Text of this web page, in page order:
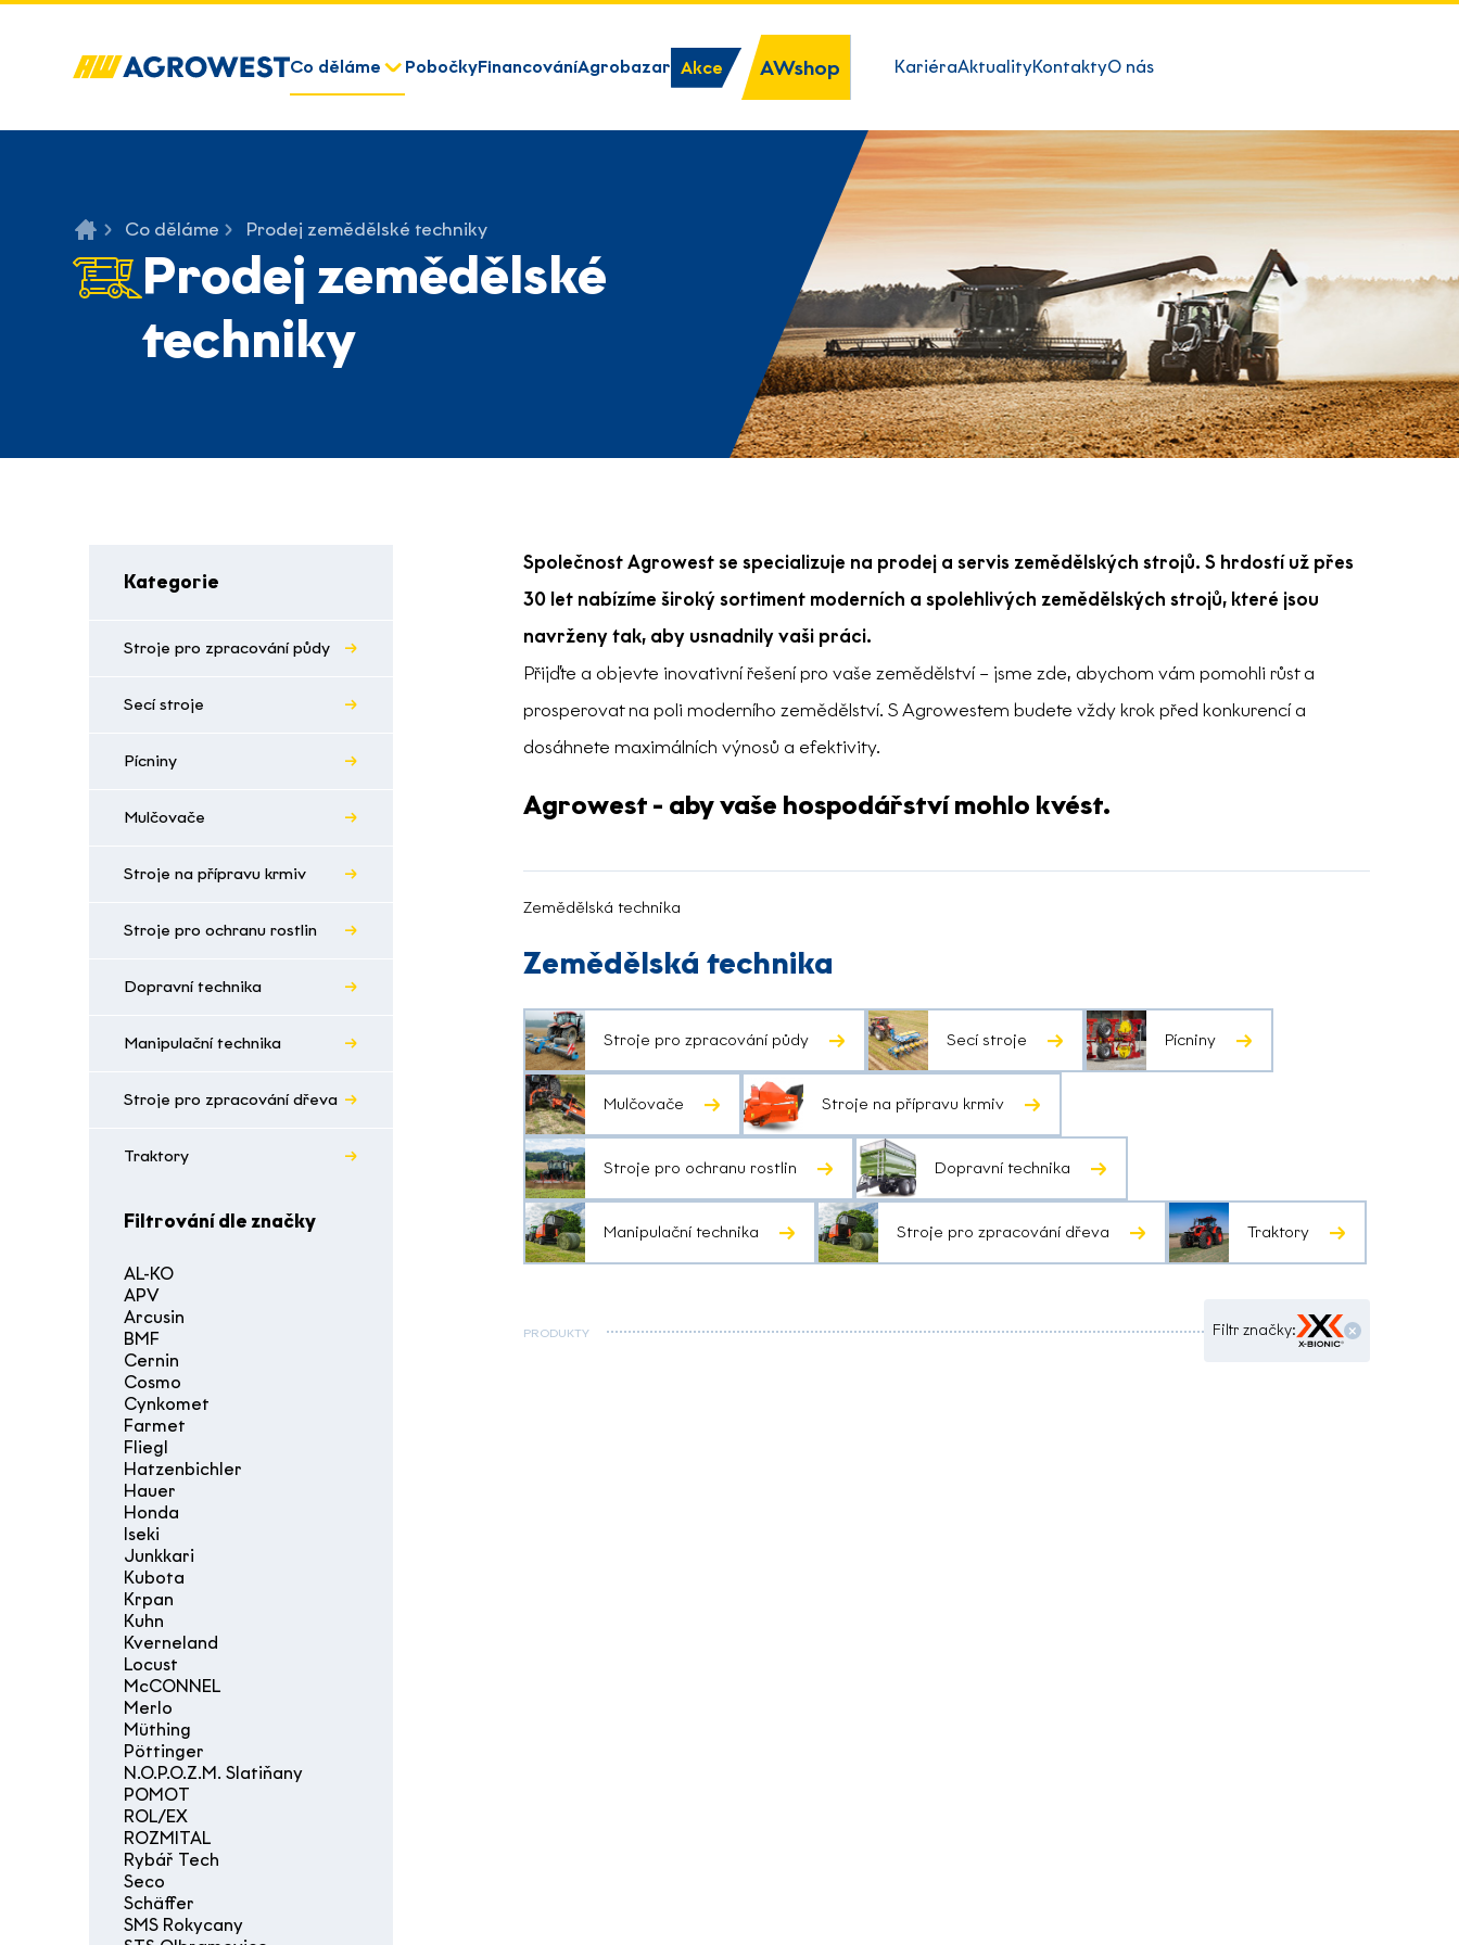
Co děláme PobočkyFinancováníAgrobazar Akce AWshop KariéraAktualityKontaktyO nás
Co děláme Prodej zemědělské techniky
Prodej zemědělské
techniky
Kategorie
Stroje pro zpracování půdy
Secí stroje
Pícniny
Mulčovače
Stroje na přípravu krmiv
Stroje pro ochranu rostlin
Dopravní technika
Manipulační technika
Stroje pro zpracování dřeva
Traktory
Filtrování dle značky
AL-KO
APV
Arcusin
BMF
Cernin
Cosmo
Cynkomet
Farmet
Fliegl
Hatzenbichler
Hauer
Honda
Iseki
Junkkari
Kubota
Krpan
Kuhn
Kverneland
Locust
McCONNEL
Merlo
Müthing
Pöttinger
N.O.P.O.Z.M. Slatiňany
POMOT
ROL/EX
ROZMITAL
Rybář Tech
Seco
Schäffer
SMS Rokycany
Společnost Agrowest se specializuje na prodej a servis zemědělských strojů. S hrdostí už přes
30 let nabízíme široký sortiment moderních a spolehlivých zemědělských strojů, které jsou
navrženy tak, aby usnadnily vaši práci.
Přijďte a objevte inovativní řešení pro vaše zemědělství – jsme zde, abychom vám pomohli růst a
prosperovat na poli moderního zemědělství. S Agrowestem budete vždy krok před konkurencí a
dosáhnete maximálních výnosů a efektivity.
Agrowest - aby vaše hospodářství mohlo kvést.
Zemědělská technika
Zemědělská technika
Stroje pro zpracování půdy Secí stroje Pícniny
Mulčovače Stroje na přípravu krmiv
Stroje pro ochranu rostlin Dopravní technika
Manipulační technika Stroje pro zpracování dřeva Traktory
PRODUKTY Filtr značky: ×